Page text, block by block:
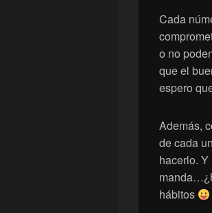
Cada
o no
que el
espero
Además,
de cada
hacerlo.
hábitos